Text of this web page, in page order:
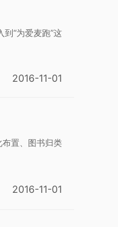
“为爱麦跑”这
2016-11-01
置、图书归类
2016-11-01